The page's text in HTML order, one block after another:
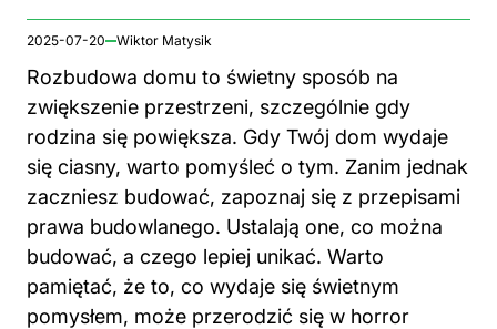
2025-07-20 Wiktor Matysik
Rozbudowa domu to świetny sposób na
zwiększenie przestrzeni, szczególnie gdy
rodzina się powiększa. Gdy Twój dom wydaje
się ciasny, warto pomyśleć o tym. Zanim jednak
zaczniesz budować, zapoznaj się z przepisami
prawa budowlanego. Ustalają one, co można
budować, a czego lepiej unikać. Warto
pamiętać, że to, co wydaje się świetnym
pomysłem, może przerodzić się w horror